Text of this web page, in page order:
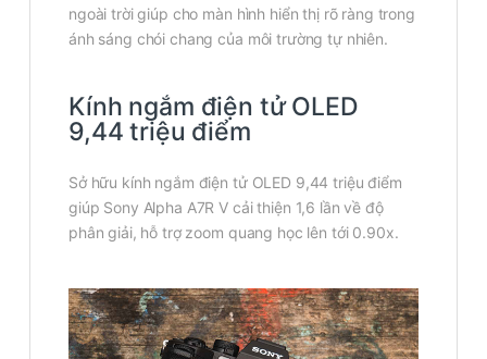
ngoài trời giúp cho màn hình hiển thị rõ ràng trong
ánh sáng chói chang của môi trường tự nhiên.
Kính ngắm điện tử OLED
9,44 triệu điểm
Sở hữu kính ngắm điện tử OLED 9,44 triệu điểm
giúp Sony Alpha A7R V cải thiện 1,6 lần về độ
phân giải, hỗ trợ zoom quang học lên tới 0.90x.